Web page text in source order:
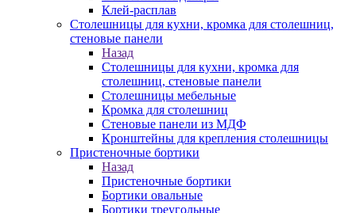
Клей-расплав
Столешницы для кухни, кромка для столешниц,
стеновые панели
Назад
Столешницы для кухни, кромка для
столешниц, стеновые панели
Столешницы мебельные
Кромка для столешниц
Стеновые панели из МДФ
Кронштейны для крепления столешницы
Пристеночные бортики
Назад
Пристеночные бортики
Бортики овальные
Бортики треугольные